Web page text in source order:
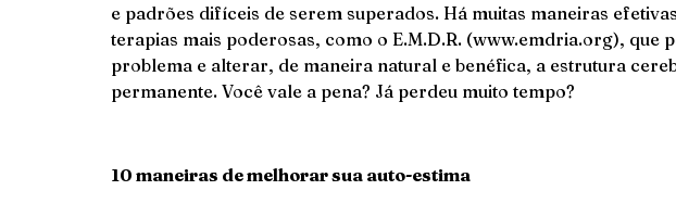
e padrões difíceis de serem superados. Há muitas maneiras
terapias mais poderosas, como o E.M.D.R. (www.emdria.org), que
problema e alterar, de maneira natural e benéfica, a estrutura
permanente. Você vale a pena? Já perdeu muito tempo?
10 maneiras de melhorarsua auto-estima